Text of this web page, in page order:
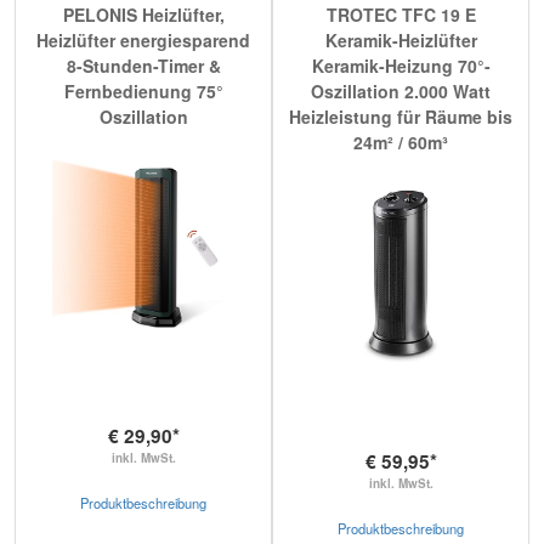
PELONIS Heizlüfter,
Heizlüfter energiesparend
8-Stunden-Timer &
Fernbedienung 75°
Oszillation
€ 29,90*
inkl. MwSt.
Produktbeschreibung
TROTEC TFC 19 E
Keramik-Heizlüfter
Keramik-Heizung 70°-
Oszillation 2.000 Watt
Heizleistung für Räume bis
24m² / 60m³
€ 59,95*
inkl. MwSt.
Produktbeschreibung